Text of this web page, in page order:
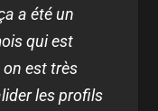
a été un
qui est
est très
les profils